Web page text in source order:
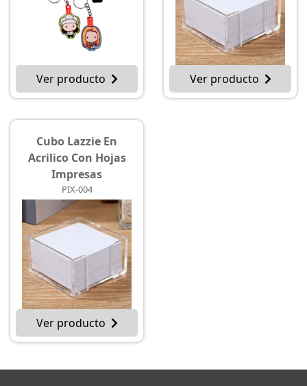
Ver producto Ver producto
Cubo Lazzie En
Acrilico Con Hojas
Impresas
PIX-004
Ver producto